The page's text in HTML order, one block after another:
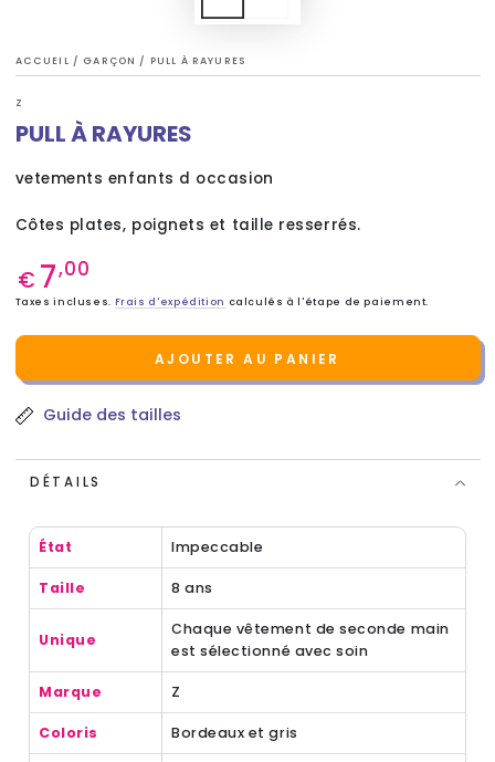
ACCUEIL / GARÇON / PULL À RAYURES
Z
PULL À RAYURES
vetements enfants d occasion
Côtes plates, poignets et taille resserrés.
Prix
normal
€ 7,00
Taxes incluses. Frais d'expédition calculés à l'étape de paiement.
AJOUTER AU PANIER
Guide des tailles
DÉTAILS
État Impeccable
Taille 8 ans
Unique
Chaque vêtement de seconde main
est sélectionné avec soin
Marque Z
Coloris Bordeaux et gris